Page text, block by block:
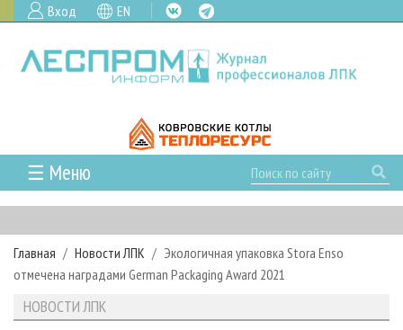
Вход EN
☰ Меню
ГЛАВНАЯ
РУБРИКИ И ТЕМЫ
РУБРИКИ ЖУРНАЛА
ЛЕСОЗАГОТОВКА
НОВОСТИ
НОВОСТИ ЛПК
ПРОЕКТЫ ЛПИ
АНАЛИТИКА
Главная Новости ЛПК
Экологичная упаковка Stora Enso
отмечена наградами German Packaging Award 2021
НОВОСТИ ЛПК